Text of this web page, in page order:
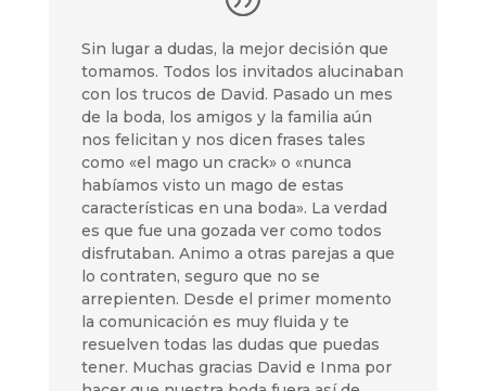
Sin lugar a dudas, la mejor decisión que
tomamos. Todos los invitados alucinaban
con los trucos de David. Pasado un mes
de la boda, los amigos y la familia aún
nos felicitan y nos dicen frases tales
como «el mago un crack» o «nunca
habíamos visto un mago de estas
características en una boda». La verdad
es que fue una gozada ver como todos
disfrutaban. Animo a otras parejas a que
lo contraten, seguro que no se
arrepienten. Desde el primer momento
la comunicación es muy fluida y te
resuelven todas las dudas que puedas
tener. Muchas gracias David e Inma por